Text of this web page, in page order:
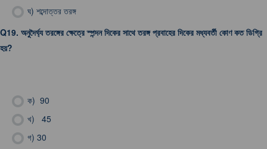
ঘ) শব্দোত্তর তরঙ্গ
Q19. অনুদৈর্ঘ্য তরঙ্গের ক্ষেত্রে স্পন্দন দিকের সাথে তরঙ্গ প্রবাহের দিকের মধ্যবর্তী কোণ কত ডিগ্রি
হয়?
ক) 90
খ)
45
গ) 30